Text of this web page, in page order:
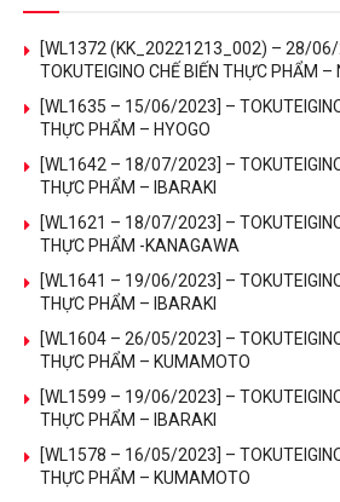
[WL1372 (KK_20221213_002) – 28/
TOKUTEIGINO CHẾ BIẾN THỰC PHẨM –
[WL1635 – 15/06/2023] –
THỰC PHẨM – HYOGO
[WL1642 – 18/07/2023] –
THỰC PHẨM – IBARAKI
[WL1621 – 18/07/2023] –
THỰC PHẨM -KANAGAWA
[WL1641 – 19/06/2023] –
THỰC PHẨM – IBARAKI
[WL1604 – 26/05/2023] –
THỰC PHẨM – KUMAMOTO
[WL1599 – 19/06/2023] –
THỰC PHẨM – IBARAKI
[WL1578 – 16/05/2023] –
THỰC PHẨM – KUMAMOTO